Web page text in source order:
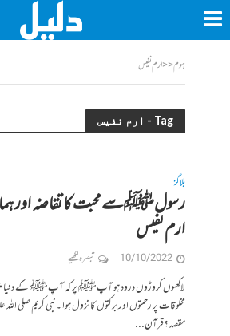
ہوم<<ارم نفیس
Tag - ارم نفیس
بلاگز
ارم نفیس
10/10/2022 تبصرہ لکھیے
لاکھوں کروڑوں درود ہو آپﷺ پر کہ آپﷺ کے دنیا
مخلوقات پر رحمتوں اور برکتوں کا نزول ہوا ۔نبی کریم صلی اللہ
مقصد ؟قرآن...